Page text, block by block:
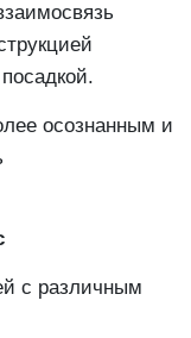
осознанным и
с различным